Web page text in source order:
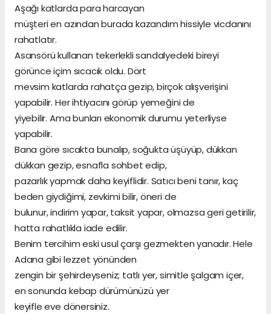
Aşağı katlarda para harcayan
müşteri en azından burada kazandım hissiyle vicdanını
rahatlatır.
Asansörü kullanan tekerlekli sandalyedeki bireyi
görünce içim sıcacık oldu. Dört
mevsim katlarda rahatça gezip, birçok alışverişini
yapabilir. Her ihtiyacını görüp yemeğini de
yiyebilir. Ama bunları ekonomik durumu yeterliyse
yapabilir.
Bana göre sıcakta bunalıp, soğukta üşüyüp, dükkan
dükkan gezip, esnafla sohbet edip,
pazarlık yapmak daha keyiflidir. Satıcı beni tanır, kaç
beden giydiğimi, zevkimi bilir, öneri de
bulunur, indirim yapar, taksit yapar, olmazsa geri getirilir,
hatta rahatlıkla iade edilir.
Benim tercihim eski usul çarşı gezmekten yanadır. Hele
Adana gibi lezzet yönünden
zengin bir şehirdeyseniz; tatlı yer, simitle şalgam içer,
en sonunda kebap dürümünüzü yer
keyifle eve dönersiniz.